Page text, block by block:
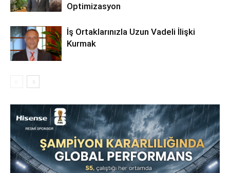
Optimizasyon
İş Ortaklarınızla Uzun Vadeli İlişki
Kurmak